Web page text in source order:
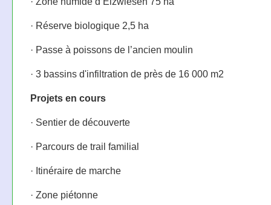
· Réserve biologique 2,5 ha
· Passe à poissons de l’ancien moulin
· 3 bassins d'infiltration de près de 16 000 m2
Projets en cours
· Sentier de découverte
· Parcours de trail familial
· Itinéraire de marche
· Zone piétonne